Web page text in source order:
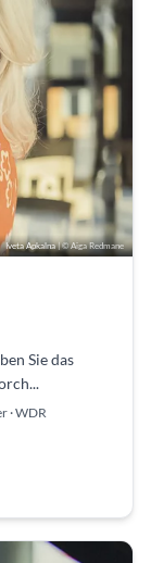
Iveta Apkalna| © Aiga Redmane
Sie das
· WDR